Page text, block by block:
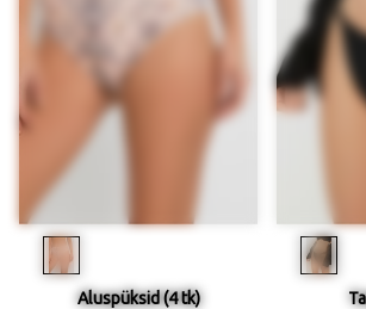
Aluspüksid (4 tk)